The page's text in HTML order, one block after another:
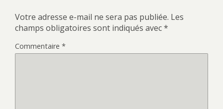
Votre adresse e-mail ne sera pas publiée. Les
champs obligatoires sont indiqués avec*
Commentaire *